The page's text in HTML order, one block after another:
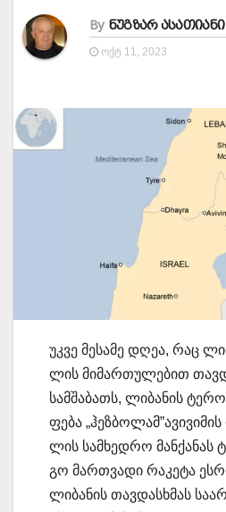
By ნუგზარ ასათიანი
ᲝᲥᲢ 11, 2023
უკვე მე­სა­მე დღეა, რაც
ლის მი­მარ­თუ­ლე­ბით
სამ­შა­ბათს, ლი­ბა­ნის
ფე­ბა
ლის სამ­ხედ­რო მან­ქა­ნას
გო მარ­თვა­დი რა­კე­ტა
ლი­ბა­ნის თავ­დას­ხმას